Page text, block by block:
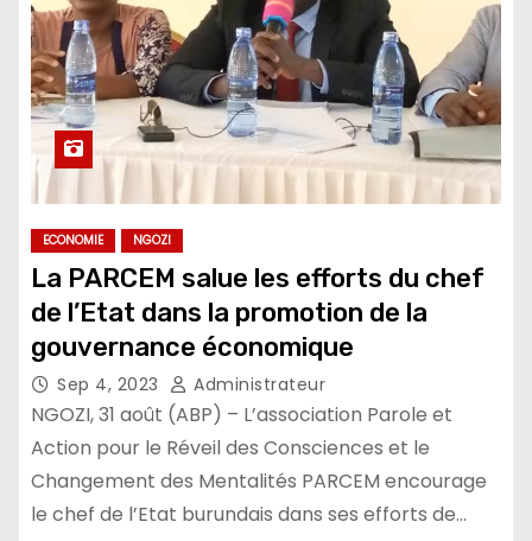
ECONOMIE NGOZI
La PARCEM salue les efforts du chef
de l’Etat dans la promotion de la
gouvernance économique
Sep 4, 2023 Administrateur
NGOZI, 31 août (ABP) – L’association Parole et
Action pour le Réveil des Consciences et le
Changement des Mentalités PARCEM encourage
le chef de l’Etat burundais dans ses efforts de…